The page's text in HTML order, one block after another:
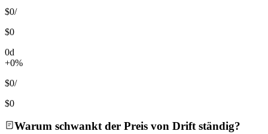
$0/
$0
0d
+0%
$0/
$0
Warum schwankt der Preis von Drift ständig?